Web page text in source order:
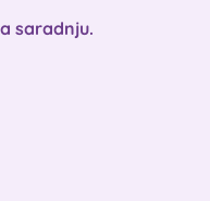
saradnju.